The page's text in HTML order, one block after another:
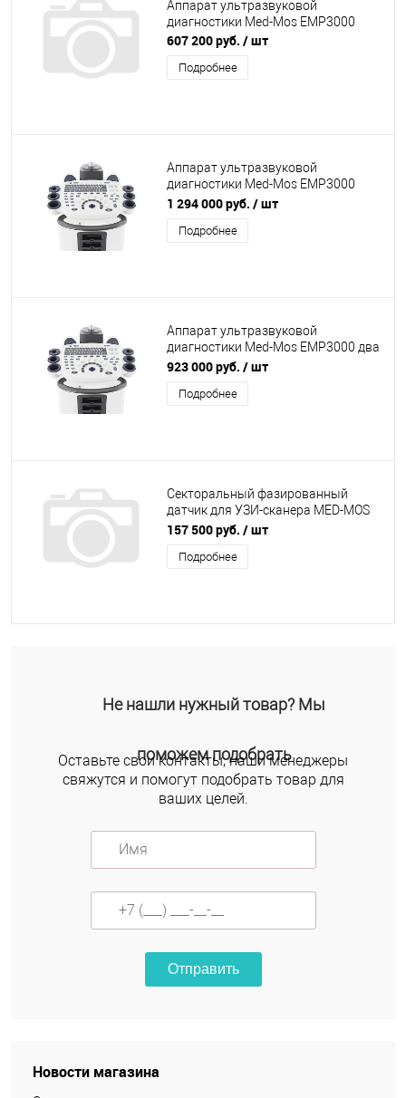
Аппарат ультразвуковой
диагностики Med-Mos ЕМР3000
607 200 руб. / шт
Подробнее
Аппарат ультразвуковой
диагностики Med-Mos ЕМР3000
пять датчиков (Линейный,
Конвексный, Секторный,
Внутриполостной,
1 294 000 руб. / шт
Подробнее
Аппарат ультразвуковой
диагностики Med-Mos ЕМР3000 два
датчика (Линейный,Конвексный)
923 000 руб. / шт
Подробнее
Секторальный фазированный
датчик для УЗИ-сканера MED-MOS
ЕМР3000 (3.5MC, 2.5MHz~5.0MHz)
157 500 руб. / шт
Подробнее
Не нашли нужный товар? Мы
поможем подобрать
Оставьте свои контакты, наши менеджеры
свяжутся и помогут подобрать товар для
ваших целей.
Отправить
Новости магазина